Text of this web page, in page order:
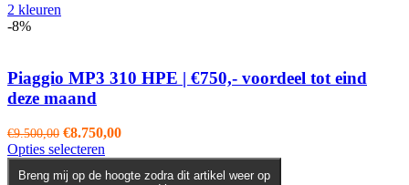
2 kleuren
-8%
Piaggio MP3 310 HPE | €750,- voordeel tot eind
deze maand
€9.500,00 Oorspronkelijke
prijs
was:
€9.500,00.
€8.750,00Huidige
is:
€8.750,00.
Opties selecteren
product
heeft
Breng mij op de hoogte zodra dit artikel weer op